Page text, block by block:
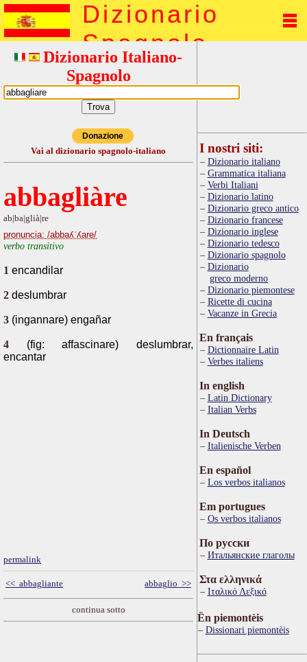
Dizionario
Spagnolo
Dizionario Italiano-
Spagnolo
Donazione
Vai al dizionario spagnolo-italiano
abbagliàre
ab|ba|glià|re
pronuncia: /abbaʎˈʎare/
verbo transitivo
1 encandilar
2 deslumbrar
3 (ingannare) engañar
4
(fig: affascinare) deslumbrar,
encantar
permalink
<< abbagliante abbaglio >>
continua sotto
I nostri siti:
Dizionario italiano
Grammatica italiana
Verbi Italiani
Dizionario latino
Dizionario greco antico
Dizionario francese
Dizionario inglese
Dizionario tedesco
Dizionario spagnolo
Dizionario
greco moderno
Dizionario piemontese
Ricette di cucina
Vacanze in Grecia
En français
Dictionnaire Latin
Verbes italiens
In english
Latin Dictionary
Italian Verbs
In Deutsch
Italienische Verben
En español
Los verbos italianos
Em portugues
Os verbos italianos
По русски
Итальянские глаголы
Στα ελληνικά
Ιταλικό Λεξικό
Ën piemontèis
Dissionari piemontèis